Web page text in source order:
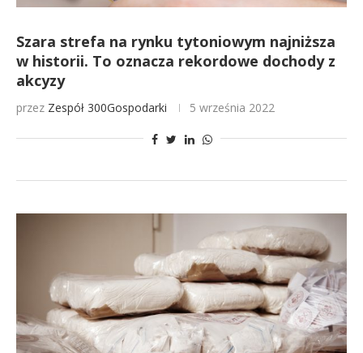
Szara strefa na rynku tytoniowym najniższa
w historii. To oznacza rekordowe dochody z
akcyzy
przez Zespół 300Gospodarki 5 września 2022